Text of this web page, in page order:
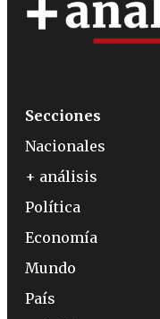
Secciones
Nacionales
+ análisis
Política
Economía
Mundo
País